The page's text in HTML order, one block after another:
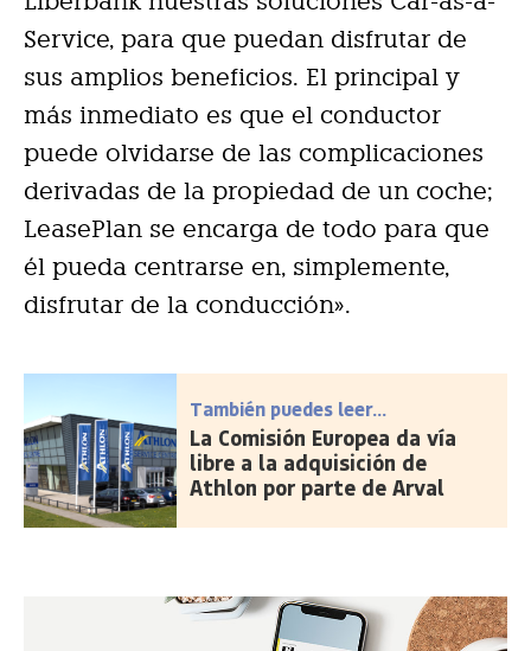
Service, para que puedan disfrutar de
sus amplios beneficios. El principal y
más inmediato es que el conductor
puede olvidarse de las complicaciones
derivadas de la propiedad de un coche;
LeasePlan se encarga de todo para que
él pueda centrarse en, simplemente,
disfrutar de la conducción».
También puedes leer...
La Comisión Europea da vía
libre a la adquisición de
Athlon por parte de Arval